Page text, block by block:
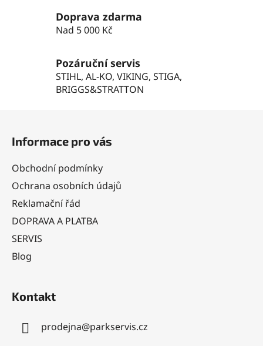
Doprava zdarma
Nad 5 000 Kč
Pozáruční servis
STIHL, AL-KO, VIKING, STIGA,
BRIGGS&STRATTON
Informace pro vás
Obchodní podmínky
Ochrana osobních údajů
Reklamační řád
DOPRAVA A PLATBA
SERVIS
Blog
Kontakt
prodejna@parkservis.cz